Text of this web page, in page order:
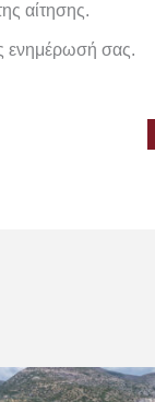
αίτησης.
ενημέρωσή σας.